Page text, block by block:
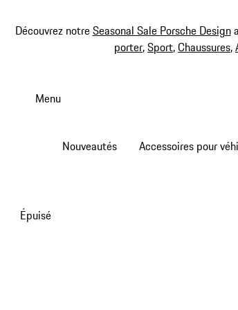
Découvrez notreSeasonal Sale Porsche Design
porter,Sport,Chaussures,
Menu
Nouveautés Accessoires pour
Épuisé